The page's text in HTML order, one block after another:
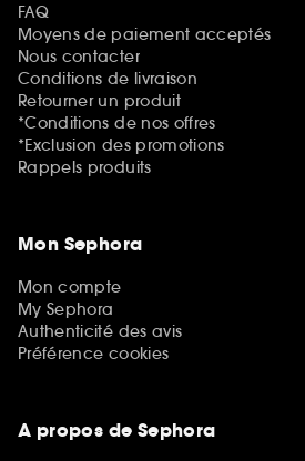
FAQ
Moyens de paiement acceptés
Nous contacter
Conditions de livraison
Retourner un produit
*Conditions de nos offres
*Exclusion des promotions
Rappels produits
Mon Sephora
Mon compte
My Sephora
Authenticité des avis
Préférence cookies
A propos de Sephora